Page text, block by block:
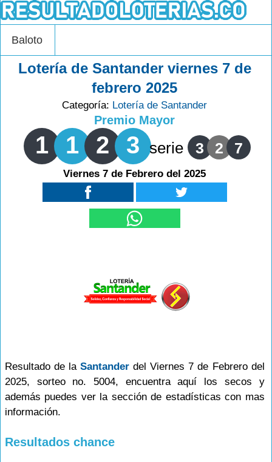
Baloto
Lotería de Santander viernes 7 de
febrero 2025
Categoría: Lotería de Santander
Premio Mayor
1 1 2 3 serie 3 2 7
Viernes 7 de Febrero del 2025
Resultado de laSantander del Viernes 7 de Febrero del
2025, sorteo no. 5004, encuentra aquí los secos y
además puedes ver la sección de estadísticas con mas
información.
Resultados chance